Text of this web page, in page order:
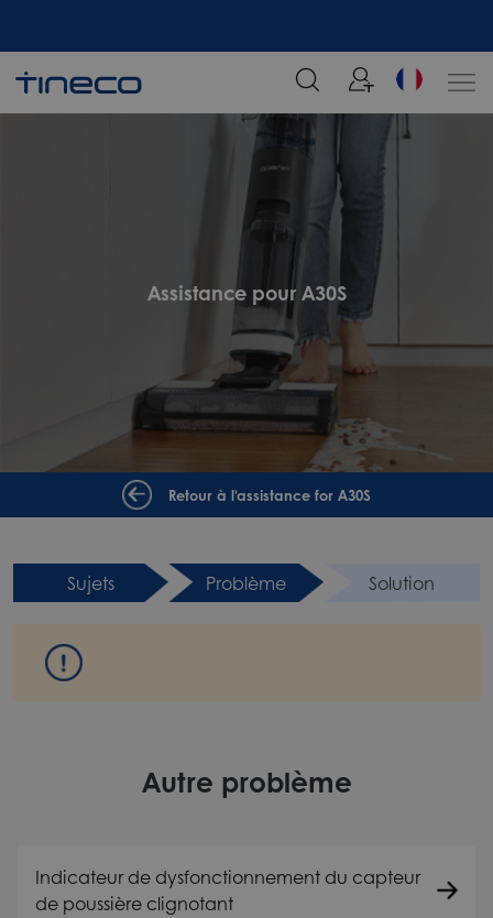
Rejoignez notre liste de diffusion et profitez de 5% de réduction sur votre
commande chez Tineco
Assistance pour A30S
Retour à l'assistance for A30S
Sujets Problème Solution
Autre problème
Indicateur de dysfonctionnement du capteur
de poussière clignotant